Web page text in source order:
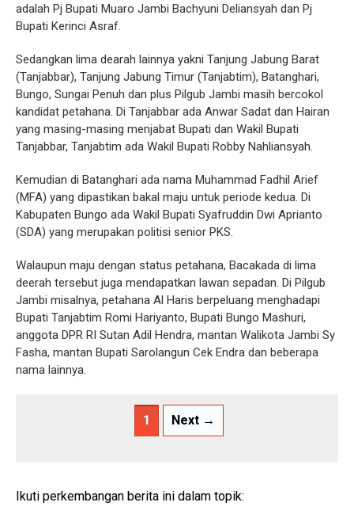
adalah Pj Bupati Muaro Jambi Bachyuni Deliansyah dan Pj
Bupati Kerinci Asraf.
Sedangkan lima dearah lainnya yakni Tanjung Jabung Barat
(Tanjabbar), Tanjung Jabung Timur (Tanjabtim), Batanghari,
Bungo, Sungai Penuh dan plus Pilgub Jambi masih bercokol
kandidat petahana. Di Tanjabbar ada Anwar Sadat dan Hairan
yang masing-masing menjabat Bupati dan Wakil Bupati
Tanjabbar, Tanjabtim ada Wakil Bupati Robby Nahliansyah.
Kemudian di Batanghari ada nama Muhammad Fadhil Arief
(MFA) yang dipastikan bakal maju untuk periode kedua. Di
Kabupaten Bungo ada Wakil Bupati Syafruddin Dwi Aprianto
(SDA) yang merupakan politisi senior PKS.
Walaupun maju dengan status petahana, Bacakada di lima
deerah tersebut juga mendapatkan lawan sepadan. Di Pilgub
Jambi misalnya, petahana Al Haris berpeluang menghadapi
Bupati Tanjabtim Romi Hariyanto, Bupati Bungo Mashuri,
anggota DPR RI Sutan Adil Hendra, mantan Walikota Jambi Sy
Fasha, mantan Bupati Sarolangun Cek Endra dan beberapa
nama lainnya.
1 Next →
Ikuti perkembangan berita ini dalam topik: